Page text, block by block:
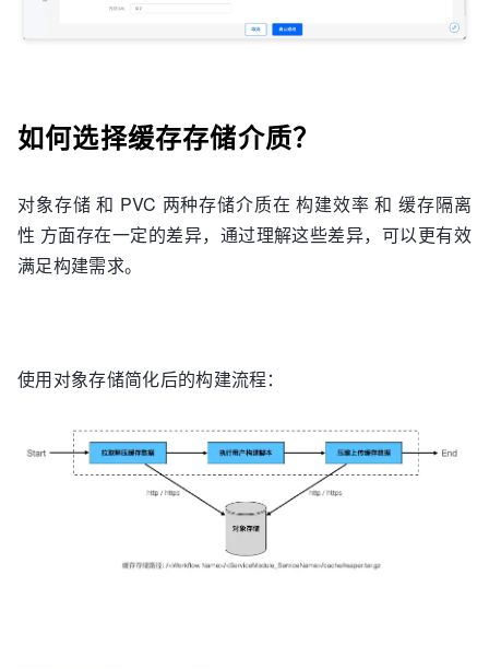
如何选择缓存存储介质？
对象存储 和 PVC 两种存储介质在 构建效率 和 缓存隔离
性 方面存在一定的差异，通过理解这些差异，可以更有效
满足构建需求。
使用对象存储简化后的构建流程：